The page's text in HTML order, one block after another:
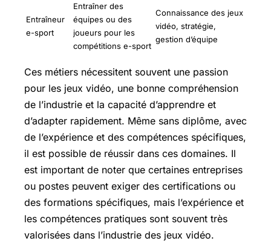
Entraîneur
e-sport
Entraîner des
équipes ou des
joueurs pour les
compétitions e-sport
Connaissance des jeux
vidéo, stratégie,
gestion d’équipe
Ces métiers nécessitent souvent une passion
pour les jeux vidéo, une bonne compréhension
de l’industrie et la capacité d’apprendre et
d’adapter rapidement. Même sans diplôme, avec
de l’expérience et des compétences spécifiques,
il est possible de réussir dans ces domaines. Il
est important de noter que certaines entreprises
ou postes peuvent exiger des certifications ou
des formations spécifiques, mais l’expérience et
les compétences pratiques sont souvent très
valorisées dans l’industrie des jeux vidéo.